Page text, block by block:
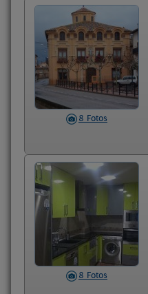
8 Fotos
8 Fotos